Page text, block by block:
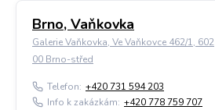
Brno, Vaňkovka
Galerie Vaňkovka, Ve Vaňkovce 462/1, 602
00 Brno-střed
Telefon: +420 731 594 203
Info k zakázkám: +420 778 759 707